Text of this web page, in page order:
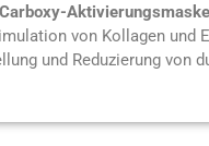
Aktivierungsmaske
von Kollagen und
und Reduzierung von